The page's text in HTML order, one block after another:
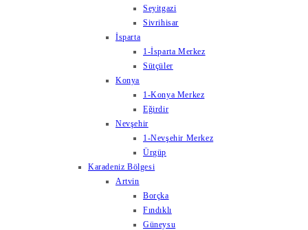
Seyitgazi
Sivrihisar
İsparta
1-İsparta Merkez
Sütçüler
Konya
1-Konya Merkez
Eğirdir
Nevşehir
1-Nevşehir Merkez
Ürgüp
Karadeniz Bölgesi
Artvin
Borçka
Fındıklı
Güneysu